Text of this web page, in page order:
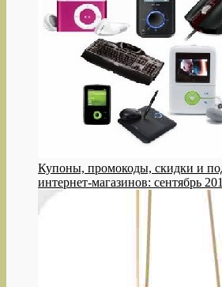
Купоны, промокоды, скидки и
интернет-магазинов: сентябрь